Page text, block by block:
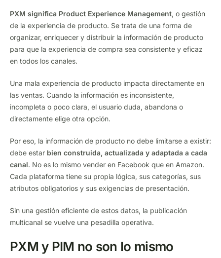
PXM significa Product Experience Management, o gestión
de la experiencia de producto. Se trata de una forma de
organizar, enriquecer y distribuir la información de producto
para que la experiencia de compra sea consistente y eficaz
en todos los canales.
Una mala experiencia de producto impacta directamente en
las ventas. Cuando la información es inconsistente,
incompleta o poco clara, el usuario duda, abandona o
directamente elige otra opción.
Por eso, la información de producto no debe limitarse a existir:
debe estar bien construida, actualizada y adaptada a cada
canal. No es lo mismo vender en Facebook que en Amazon.
Cada plataforma tiene su propia lógica, sus categorías, sus
atributos obligatorios y sus exigencias de presentación.
Sin una gestión eficiente de estos datos, la publicación
multicanal se vuelve una pesadilla operativa.
PXM y PIM no son lo mismo